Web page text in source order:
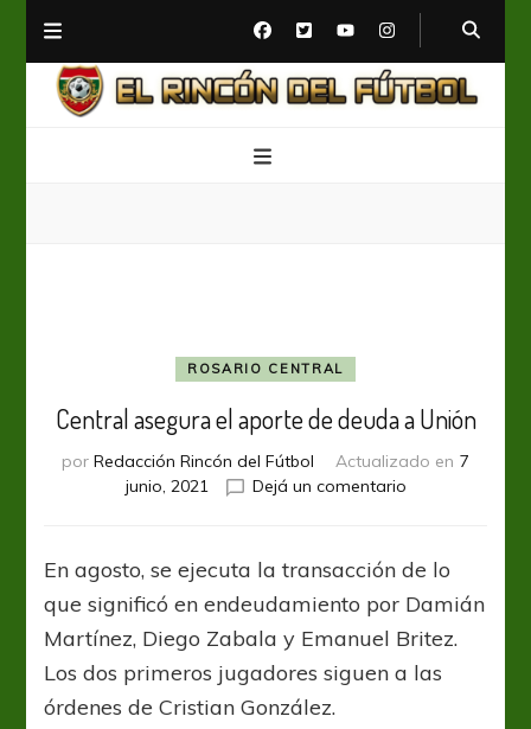
ROSARIO CENTRAL
Central asegura el aporte de deuda a Unión
por Redacción Rincón del Fútbol Actualizado en 7
junio, 2021
Dejá un comentarioen
el
aporte
de
deuda
Unión
En agosto, se ejecuta la transacción de lo
que significó en endeudamiento por Damián
Martínez, Diego Zabala y Emanuel Britez.
Los dos primeros jugadores siguen a las
órdenes de Cristian González.